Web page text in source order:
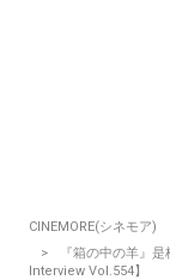
CINEMORE(シネモア)
『箱の中の羊』
Interview Vol.554】